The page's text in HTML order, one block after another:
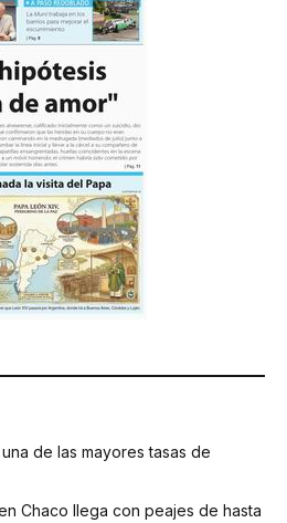
de las mayores tasas de
Chaco llega con peajes de hasta